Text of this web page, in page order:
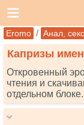
Eromo / Анал,
Капризы
Откровенный
чтения и
отдельном блоке.